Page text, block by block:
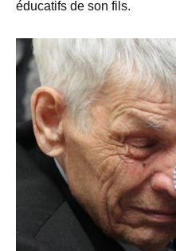
éducatifs de son fils.